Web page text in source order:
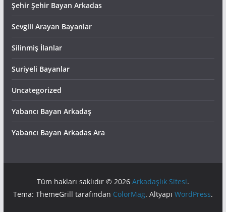
Şehir Şehir Bayan Arkadas
Sevgili Arayan Bayanlar
Silinmiş İlanlar
Suriyeli Bayanlar
Uncategorized
Yabancı Bayan Arkadaş
Yabancı Bayan Arkadas Ara
Tüm hakları saklıdır © 2026 Arkadaşlık Sitesi.
Tema: ThemeGrill tarafından ColorMag. Altyapı WordPress.